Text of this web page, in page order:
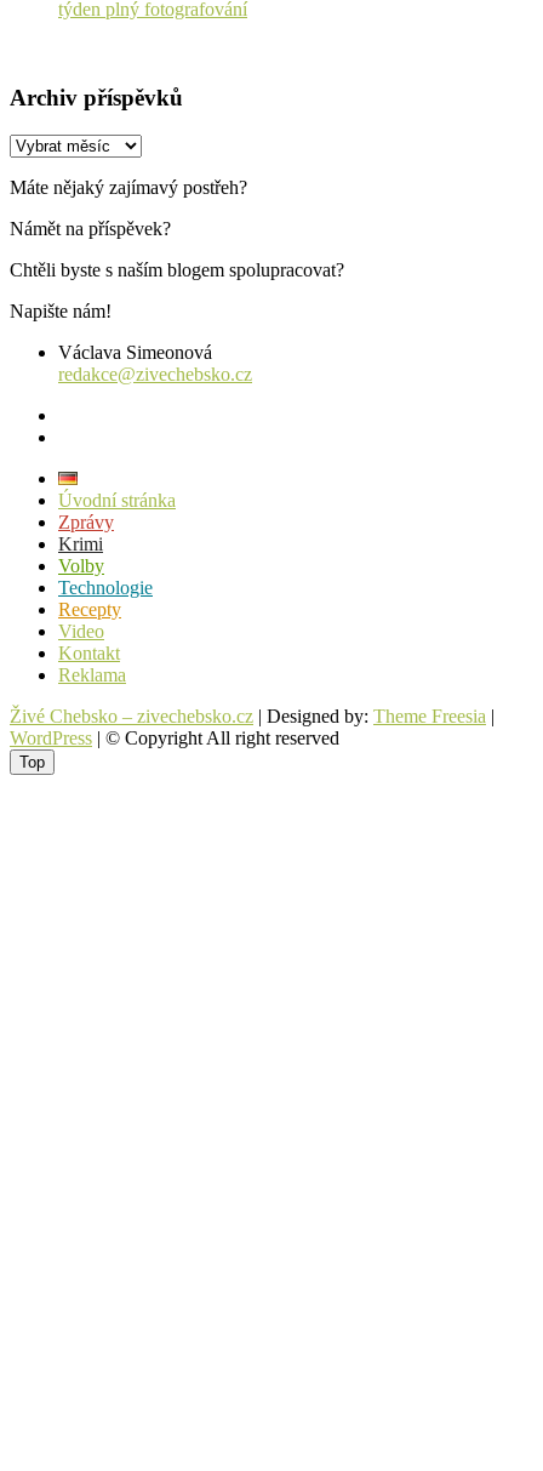
týden plný fotografování
Archiv příspěvků
Archiv
Máte nějaký zajímavý postřeh?
Námět na příspěvek?
Chtěli byste s naším blogem spolupracovat?
Napište nám!
Václava Simeonová
redakce@zivechebsko.cz
Úvodní stránka
Zprávy
Krimi
Volby
Technologie
Recepty
Video
Kontakt
Reklama
Živé Chebsko – zivechebsko.cz | Designed by: Theme Freesia |
WordPress | © Copyright All right reserved
Top